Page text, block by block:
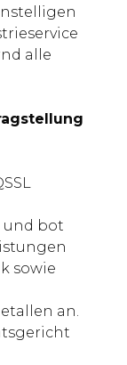
alle
und bot
sowie
an.